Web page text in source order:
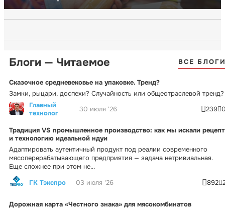
Блоги — Читаемое ВСЕ
Сказочное средневековье на упаковке. Тренд?
Замки, рыцари, доспехи? Случайность или общеотраслевой тренд?
Главный
технолог
30 июля '26 239
Традиция VS промышленное производство: как мы искали рецепт
и технологию идеальной ндуи
Адаптировать аутентичный продукт под реалии современного
мясоперерабатывающего предприятия — задача нетривиальная.
Еще сложнее при этом не...
ГК Тэкспро
03 июля '26 892
Дорожная карта «Честного знака» для мясокомбинатов